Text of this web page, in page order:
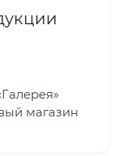
магазин